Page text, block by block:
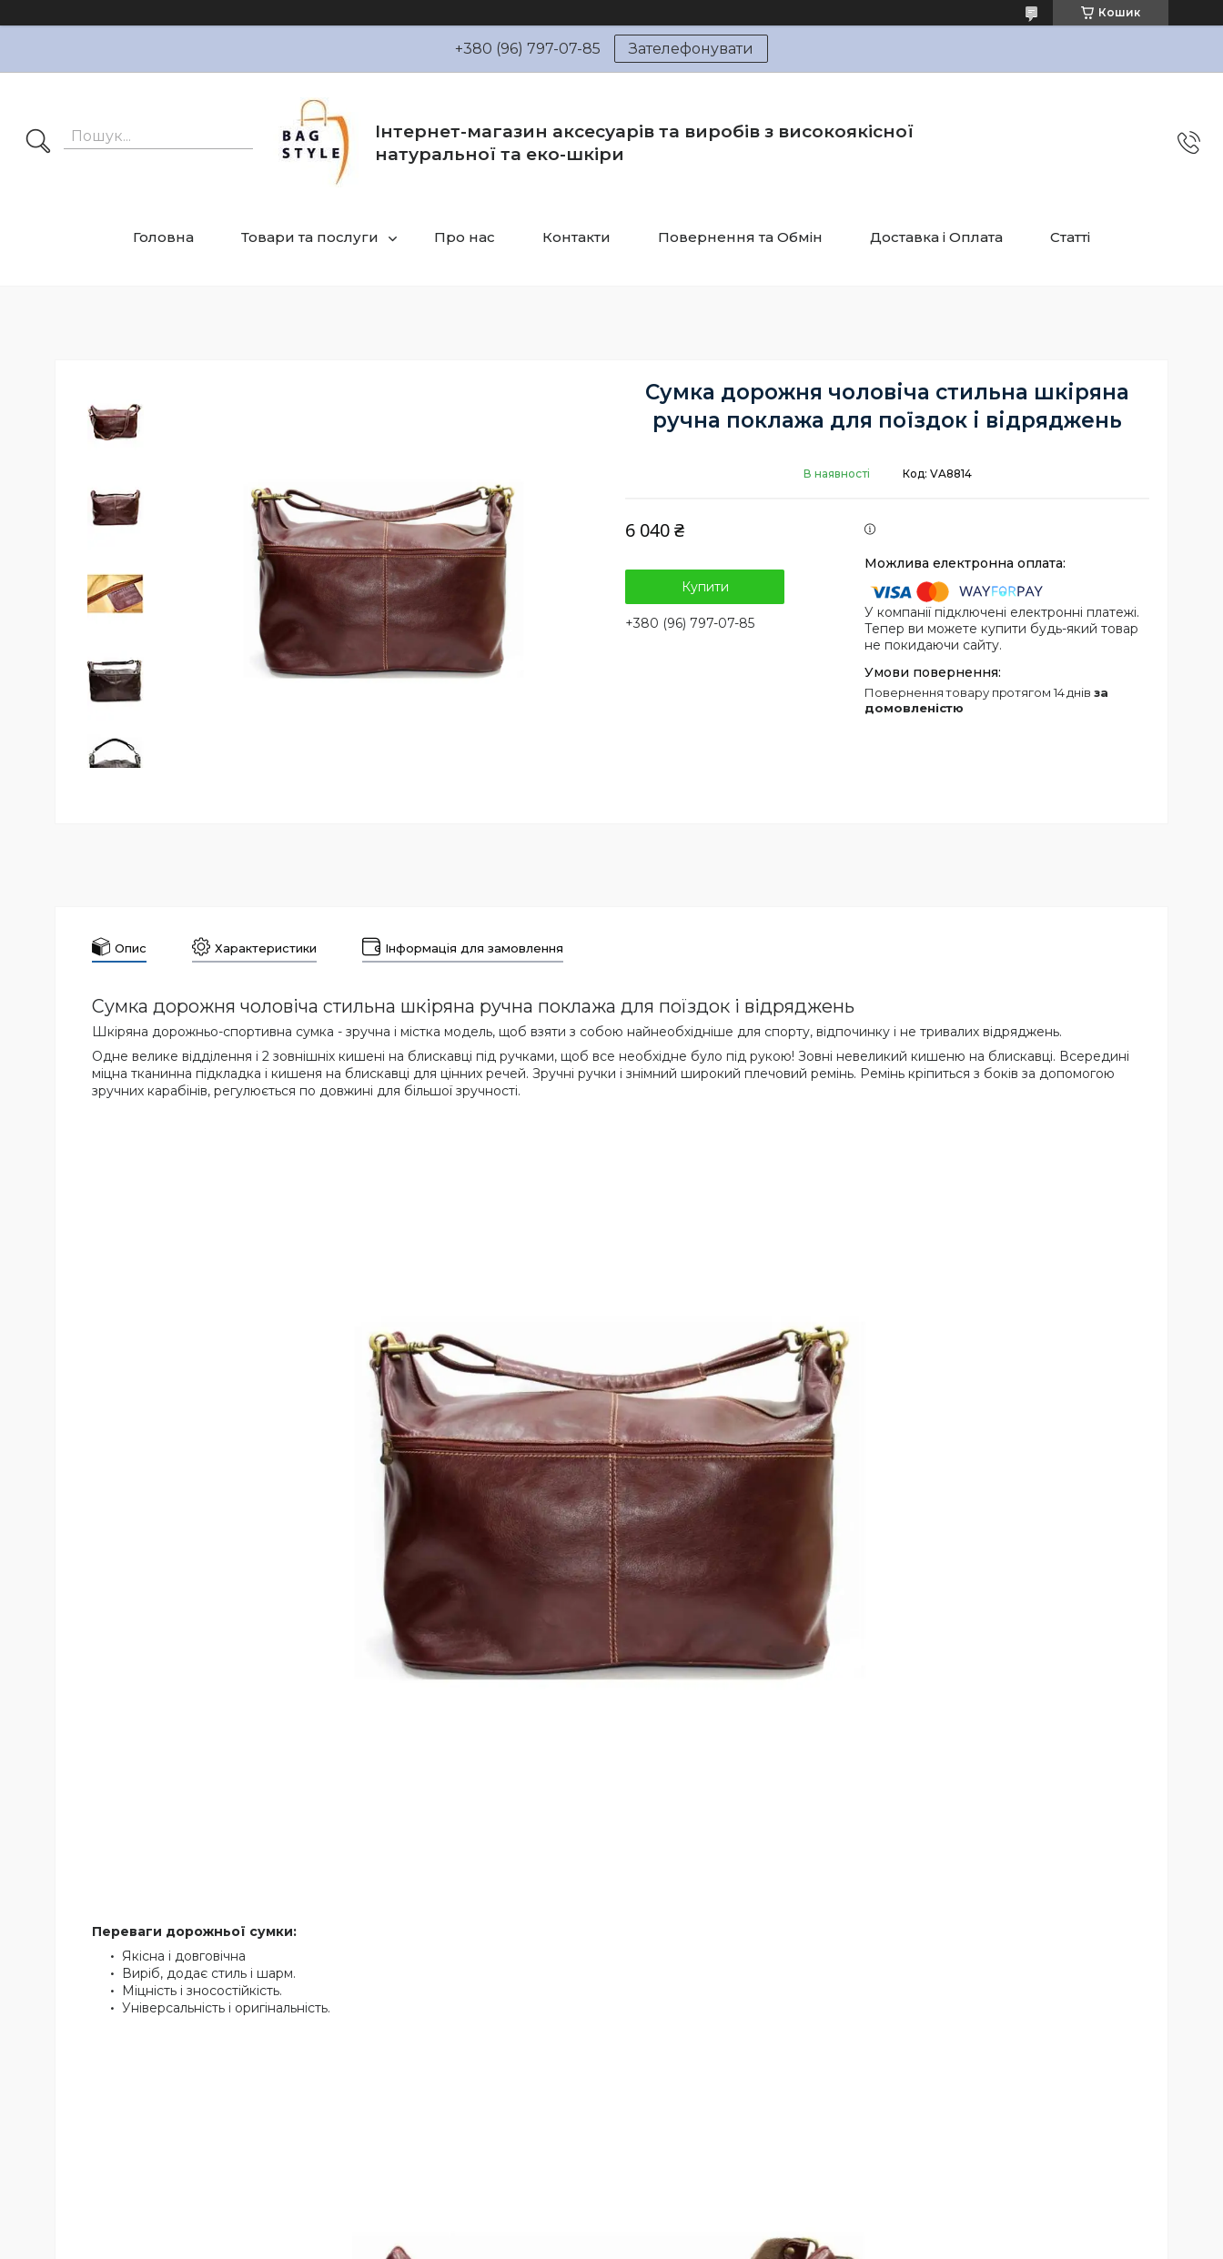
Кошик
+380 (96) 797-07-85 Зателефонувати
Інтернет-магазин аксесуарів та виробів з високоякісної
натуральної та еко-шкіри
Головна Товари та послуги Про нас Контакти Повернення та Обмін Доставка і Оплата Статті
Сумка дорожня чоловіча стильна шкіряна
ручна поклажа для поїздок і відряджень
В наявності Код: VA8814
6 040 ₴
Купити
+380 (96) 797-07-85
У компанії підключені електронні платежі.
Тепер ви можете купити будь-який товар
не покидаючи сайту.
повернення товару протягом 14 днів за
домовленістю
Опис Характеристики Інформація для замовлення
Сумка дорожня чоловіча стильна шкіряна ручна поклажа для поїздок і відряджень
Шкіряна дорожньо-спортивна сумка - зручна і містка модель, щоб взяти з собою найнеобхідніше для спорту, відпочинку і не тривалих відряджень.
Одне велике відділення і 2 зовнішніх кишені на блискавці під ручками, щоб все необхідне було під рукою! Зовні невеликий кишеню на блискавці. Всередині
міцна тканинна підкладка і кишеня на блискавці для цінних речей. Зручні ручки і знімний широкий плечовий ремінь. Ремінь кріпиться з боків за допомогою
зручних карабінів, регулюється по довжині для більшої зручності.
Переваги дорожньої сумки:
Якісна і довговічна
Виріб, додає стиль і шарм.
Міцність і зносостійкість.
Універсальність і оригінальність.